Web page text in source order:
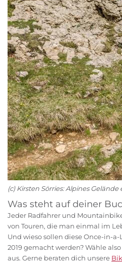
(c) Kirsten Sörries: Alpines
Was steht auf deiner
Jeder Radfahrer und
von Touren, die man einmal im
Und wieso sollen diese Once-in-
2019 gemacht werden? Wähle
aus. Gerne beraten dich unsere